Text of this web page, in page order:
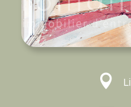
